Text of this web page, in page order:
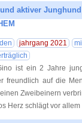
aktiver
jahrgang 2021
ist ein 2 Jahre
freundlich auf die
Zweibeinern
Herz schlägt vor allem